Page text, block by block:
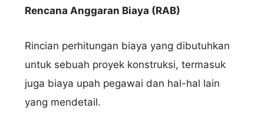
Rencana Anggaran Biaya (RAB)
Rincian perhitungan biaya yang dibutuhkan
untuk sebuah proyek konstruksi, termasuk
juga biaya upah pegawai dan hal-hal lain
yang mendetail.